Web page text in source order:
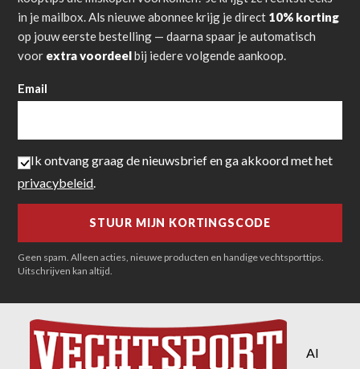
in je mailbox. Als nieuwe abonnee krijg je direct 10% korting
op jouw eerste bestelling — daarna spaar je automatisch
voor extra voordeelbij iedere volgende aankoop.
Email
Ik ontvang graag de nieuwsbrief en ga akkoord met het
privacybeleid.
Geen spam. Alleen acties, nieuwe producten en handige vechtsporttips.
Uitschrijven kan altijd.
Al